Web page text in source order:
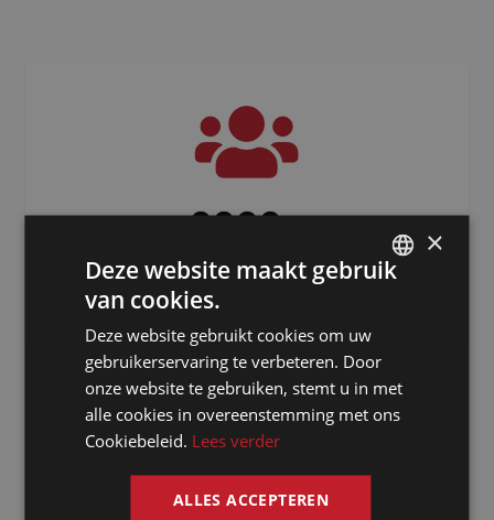
3000+
Freelancers verspreid over de hele
wereld
FRENCH
×
Deze website maakt gebruik
van cookies.
Deze website gebruikt cookies om uw
gebruikerservaring te verbeteren. Door
onze website te gebruiken, stemt u in met
alle cookies in overeenstemming met ons
Cookiebeleid. Lees verder
ALLES ACCEPTEREN